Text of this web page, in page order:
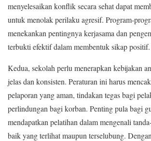
menyelesaikan konflik secara sehat dapat
untuk menolak perilaku agresif. Program-
menekankan pentingnya kerjasama dan
terbukti efektif dalam membentuk sikap positif.
Kedua, sekolah perlu menerapkan kebijakan
jelas dan konsisten. Peraturan ini harus
pelaporan yang aman, tindakan tegas bagi
perlindungan bagi korban. Penting pula bagi
mendapatkan pelatihan dalam mengenali
baik yang terlihat maupun terselubung.